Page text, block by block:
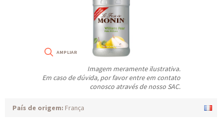
Imagem meramente ilustrativa.
Em caso de dúvida, por favor entre em contato
conosco através de nosso SAC.
País de origem: França